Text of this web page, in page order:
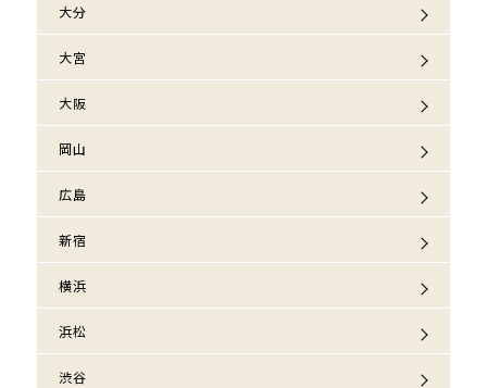
大分
大宮
大阪
岡山
広島
新宿
横浜
浜松
渋谷